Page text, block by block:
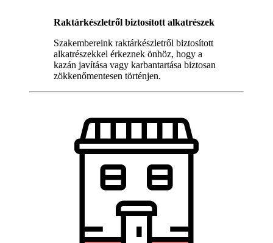
Raktárkészletről biztosított alkatrészek
Szakembereink raktárkészletről biztosított
alkatrészekkel érkeznek önhöz, hogy a
kazán javítása vagy karbantartása biztosan
zökkenőmentesen történjen.